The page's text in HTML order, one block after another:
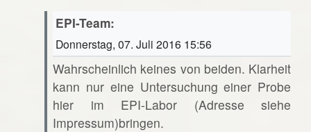
EPI-Team:
Donnerstag, 07. Juli 2016 15:56
Wahrscheinlich keines von beiden. Klarheit
kann nur eine Untersuchung einer Probe
hier im EPI-Labor (Adresse siehe
Impressum)bringen.